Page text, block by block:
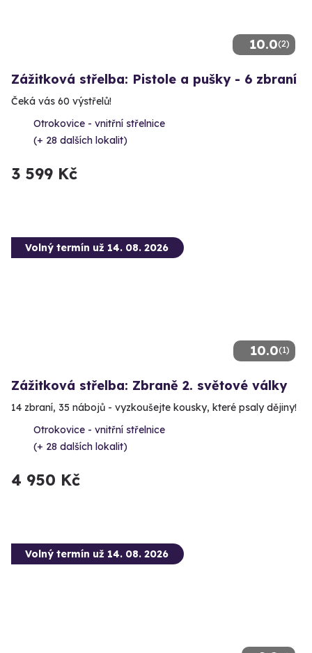
10.0(2)
Zážitková střelba: Pistole a pušky - 6 zbraní
Čeká vás 60 výstřelů!
Otrokovice - vnitřní střelnice
(+ 28 dalších lokalit)
3 599 Kč
10.0(1)
Volný termín už 14. 08. 2026
Zážitková střelba: Zbraně 2. světové války
14 zbraní, 35 nábojů - vyzkoušejte kousky, které psaly dějiny!
Otrokovice - vnitřní střelnice
(+ 28 dalších lokalit)
4 950 Kč
Volný termín už 14. 08. 2026